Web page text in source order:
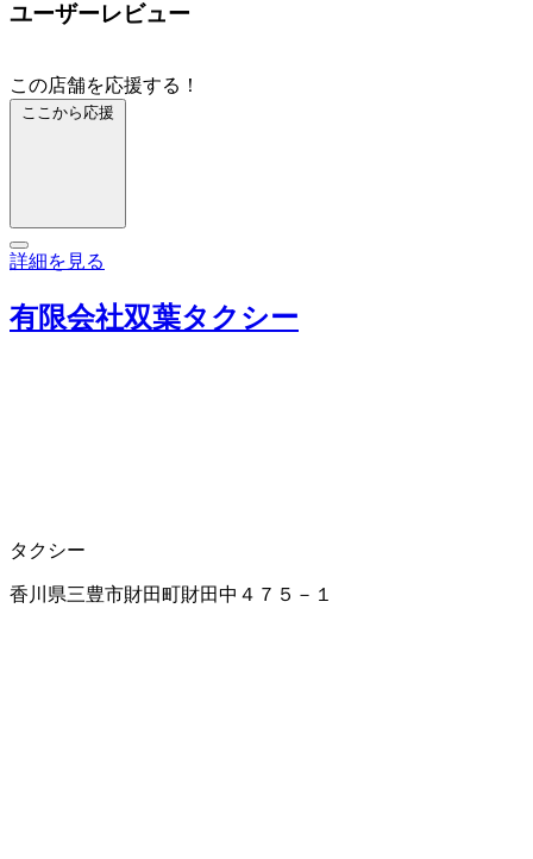
ユーザーレビュー
この店舗を応援する！
ここから応援
詳細を見る
有限会社双葉タクシー
タクシー
香川県三豊市財田町財田中４７５－１